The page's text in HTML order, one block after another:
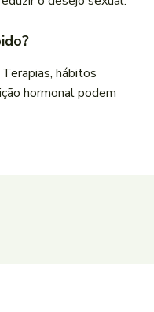
hábitos
hormonal podem